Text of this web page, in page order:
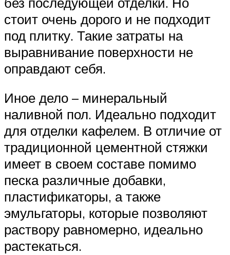
стоит очень дорого и не подходит
под плитку. Такие затраты на
выравнивание поверхности не
оправдают себя.
Иное дело – минеральный
наливной пол. Идеально подходит
для отделки кафелем. В отличие от
традиционной цементной стяжки
имеет в своем составе помимо
песка различные добавки,
пластификаторы, а также
эмульгаторы, которые позволяют
раствору равномерно, идеально
растекаться.